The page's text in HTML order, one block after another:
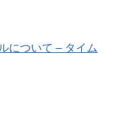
について – タイム